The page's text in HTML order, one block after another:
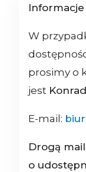
W
prosimy o
jest
E-mail:
Drogą
o